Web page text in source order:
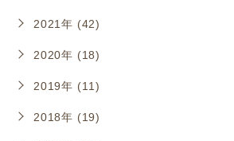
2021年 (42)
2020年 (18)
2019年 (11)
2018年 (19)